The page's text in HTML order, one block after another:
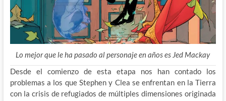
Lo mejor que le ha pasado al personaje en años es Jed Mackay
Desde el comienzo de esta etapa nos han contado los
problemas a los que Stephen y Clea se enfrentan en la Tierra
con la crisis de refugiados de múltiples dimensiones originada